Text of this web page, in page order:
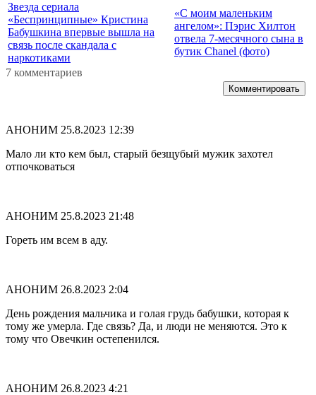
Звезда сериала
«Беспринципные» Кристина
Бабушкина впервые вышла на
связь после скандала с
наркотиками
«С моим маленьким
ангелом»: Пэрис Хилтон
отвела 7-месячного сына в
бутик Chanel (фото)
7 комментариев
Комментировать
АНОНИМ 25.8.2023 12:39
Мало ли кто кем был, старый безщубый мужик захотел
отпочковаться
АНОНИМ 25.8.2023 21:48
Гореть им всем в аду.
АНОНИМ 26.8.2023 2:04
День рождения мальчика и голая грудь бабушки, которая к
тому же умерла. Где связь? Да, и люди не меняются. Это к
тому что Овечкин остепенился.
АНОНИМ 26.8.2023 4:21